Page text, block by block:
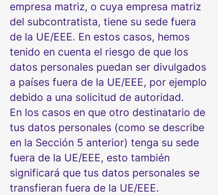
empresa matriz, o cuya empresa matriz
del subcontratista, tiene su sede fuera
de la UE/EEE. En estos casos, hemos
tenido en cuenta el riesgo de que los
datos personales puedan ser divulgados
a países fuera de la UE/EEE, por ejemplo
debido a una solicitud de autoridad.
En los casos en que otro destinatario de
tus datos personales (como se describe
en la Sección 5 anterior) tenga su sede
fuera de la UE/EEE, esto también
significará que tus datos personales se
transfieran fuera de la UE/EEE.